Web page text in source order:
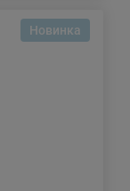
Новинка